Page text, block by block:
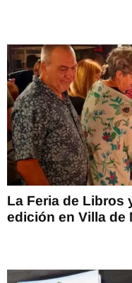
La Feria de Libros
edición en Villa de